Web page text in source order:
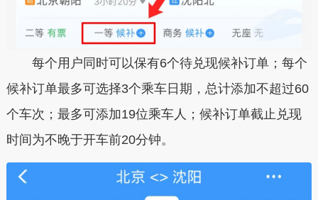
每个用户同时可以保有6个待兑现候补订单；每个
候补订单最多可选择3个乘车日期 ，总计添加不超过60
个车次 ；最多可添加19位乘车人 ；候补订单截止兑现
时间为不晚于开车前20分钟。